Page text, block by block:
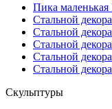
Пика
Стальной
Стальной
Стальной
Стальной
Стальной
Скульптуры